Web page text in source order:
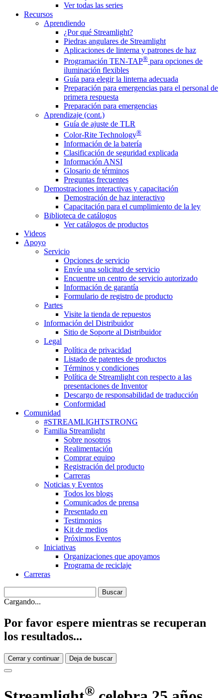
Ver todas las series
Recursos
Aprendiendo
¿Por qué Streamlight?
Piedras angulares de Streamlight
Aplicaciones de linterna y patrones de haz
Programación TEN-TAP® para opciones de
iluminación flexibles
Guía para elegir la linterna adecuada
Preparación para emergencias para el personal de
primera respuesta
Preparación para emergencias
Aprendizaje (cont.)
Guía de ajuste de TLR
Color-Rite Technology®
Información de la batería
Clasificación de seguridad explicada
Información ANSI
Glosario de términos
Preguntas frecuentes
Demostraciones interactivas y capacitación
Demostración de haz interactivo
Capacitación para el cumplimiento de la ley
Biblioteca de catálogos
Ver catálogos de productos
Videos
Apoyo
Servicio
Opciones de servicio
Envíe una solicitud de servicio
Encuentre un centro de servicio autorizado
Información de garantía
Formulario de registro de producto
Partes
Visite la tienda de repuestos
Información del Distribuidor
Sitio de Soporte al Distribuidor
Legal
Política de privacidad
Listado de patentes de productos
Términos y condiciones
Política de Streamlight con respecto a las
presentaciones de Inventor
Descargo de responsabilidad de traducción
Conformidad
Comunidad
#STREAMLIGHTSTRONG
Familia Streamlight
Sobre nosotros
Realimentación
Comprar equipo
Registración del producto
Carreras
Noticias y Eventos
Todos los blogs
Comunicados de prensa
Presentado en
Testimonios
Kit de medios
Próximos Eventos
Iniciativas
Organizaciones que apoyamos
Programa de reciclaje
Carreras
Cargando...
Por favor espere mientras se recuperan
los resultados...
Cerrar y continuar Deja de buscar
®